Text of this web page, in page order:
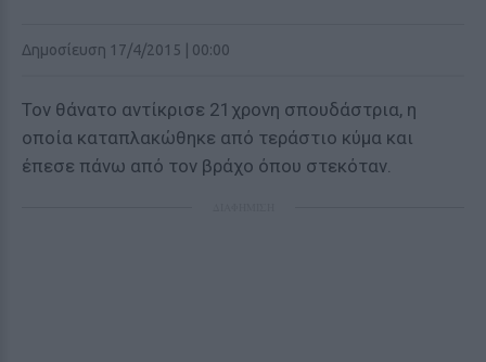
Δημοσίευση 17/4/2015 | 00:00
Τον θάνατο αντίκρισε 21χρονη σπουδάστρια, η
οποία καταπλακώθηκε από τεράστιο κύμα και
έπεσε πάνω από τον βράχο όπου στεκόταν.